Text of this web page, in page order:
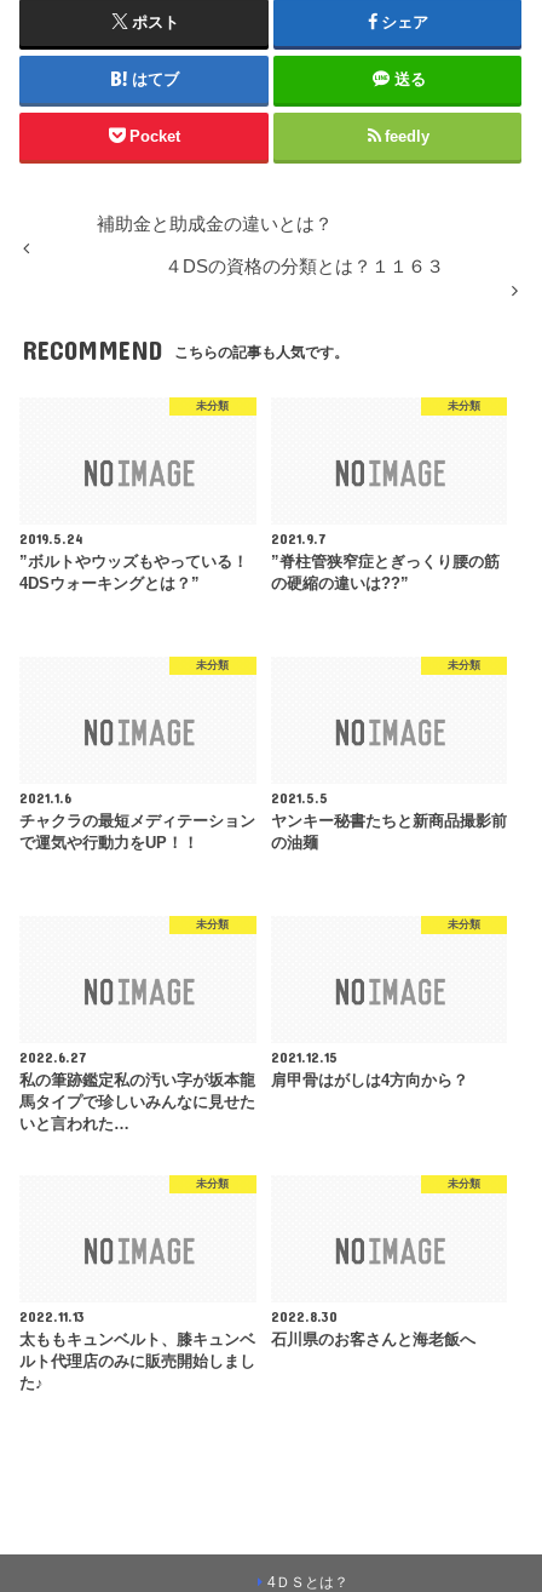
ポスト シェア
はてブ 送る
Pocket feedly
補助金と助成金の違いとは？
４DSの資格の分類とは？１１６３
RECOMMEND こちらの記事も人気です。
未分類
2019.5.24
”ボルトやウッズもやっている！
4DSウォーキングとは？”
未分類
2021.9.7
”脊柱管狭窄症とぎっくり腰の筋
の硬縮の違いは??”
未分類
2021.1.6
チャクラの最短メディテーション
で運気や行動力をUP！！
未分類
2021.5.5
ヤンキー秘書たちと新商品撮影前
の油麺
未分類
2022.6.27
私の筆跡鑑定私の汚い字が坂本龍
馬タイプで珍しいみんなに見せた
いと言われた…
未分類
2021.12.15
肩甲骨はがしは4方向から？
未分類
2022.11.13
太ももキュンベルト、膝キュンベ
ルト代理店のみに販売開始しまし
た♪
未分類
2022.8.30
石川県のお客さんと海老飯へ
4ＤＳとは？